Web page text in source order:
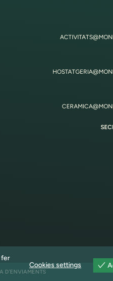
D’ENVIAMENTS
fer
Cookies settings